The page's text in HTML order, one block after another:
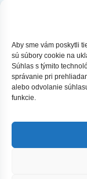
Aby sme vám poskytli
sú súbory cookie na
Súhlas s týmito
správanie pri
alebo odvolanie
funkcie.
Dôležité
Obchodné
Ochrana osobných
Doprava a platba